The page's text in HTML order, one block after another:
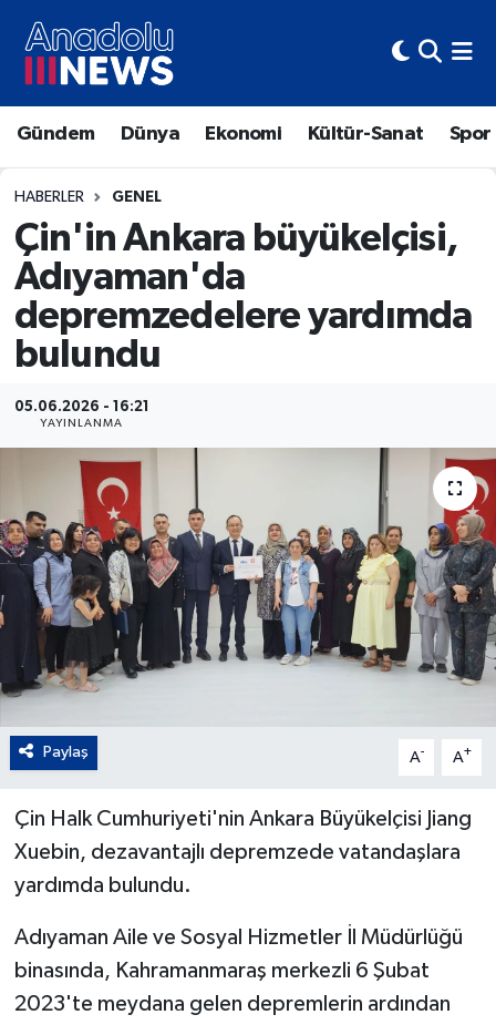
Gündem Dünya Ekonomi Kültür-Sanat Spor
HABERLER GENEL
Çin'in Ankara büyükelçisi,
Adıyaman'da
depremzedelere yardımda
bulundu
05.06.2026 - 16:21
YAYINLANMA
Paylaş A- A+
Çin Halk Cumhuriyeti'nin Ankara Büyükelçisi Jiang
Xuebin, dezavantajlı depremzede vatandaşlara
yardımda bulundu.
Adıyaman Aile ve Sosyal Hizmetler İl Müdürlüğü
binasında, Kahramanmaraş merkezli 6 Şubat
2023'te meydana gelen depremlerin ardından
Hava Durumu
Trafik Durumu
Süper Lig Puan Durumu ve Fikstür
Tüm Manşetler
Son Dakika Haberleri
Haber Arşivi